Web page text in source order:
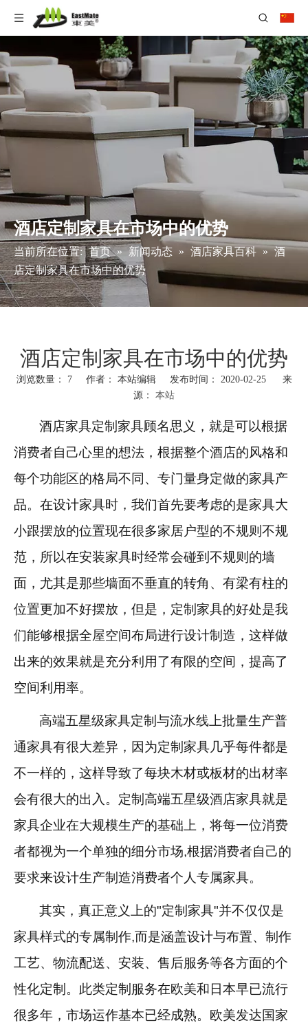
酒店定制家具在市场中的优势
当前所在位置: 首页 » 新闻动态 » 酒店家具百科 » 酒
店定制家具在市场中的优势
酒店定制家具在市场中的优势
浏览数量： 7作者： 本站编辑 发布时间： 2020-02-25 来
源： 本站
酒店家具定制家具顾名思义，就是可以根据
消费者自己心里的想法，根据整个酒店的风格和
每个功能区的格局不同、专门量身定做的家具产
品。在设计家具时，我们首先要考虑的是家具大
小跟摆放的位置现在很多家居户型的不规则不规
范，所以在安装家具时经常会碰到不规则的墙
面，尤其是那些墙面不垂直的转角、有梁有柱的
位置更加不好摆放，但是，定制家具的好处是我
们能够根据全屋空间布局进行设计制造，这样做
出来的效果就是充分利用了有限的空间，提高了
空间利用率。
高端五星级家具定制与流水线上批量生产普
通家具有很大差异，因为定制家具几乎每件都是
不一样的，这样导致了每块木材或板材的出材率
会有很大的出入。定制高端五星级酒店家具就是
家具企业在大规模生产的基础上，将每一位消费
者都视为一个单独的细分市场,根据消费者自己的
要求来设计生产制造消费者个人专属家具。
其实，真正意义上的"定制家具"并不仅仅是
家具样式的专属制作,而是涵盖设计与布置、制作
工艺、物流配送、安装、售后服务等各方面的个
性化定制。此类定制服务在欧美和日本早已流行
很多年，市场运作基本已经成熟。欧美发达国家